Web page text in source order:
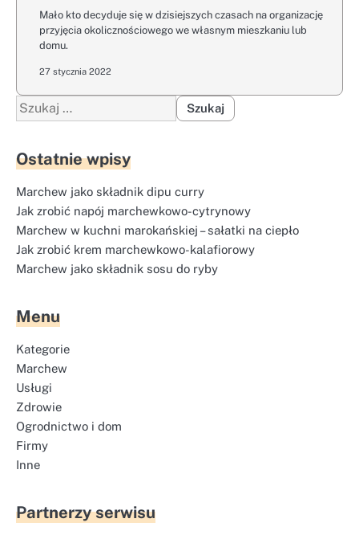
Mało kto decyduje się w dzisiejszych czasach na organizację
przyjęcia okolicznościowego we własnym mieszkaniu lub
domu.
27 stycznia 2022
Szukaj:
Ostatnie wpisy
Marchew jako składnik dipu curry
Jak zrobić napój marchewkowo-cytrynowy
Marchew w kuchni marokańskiej – sałatki na ciepło
Jak zrobić krem marchewkowo-kalafiorowy
Marchew jako składnik sosu do ryby
Menu
Kategorie
Marchew
Usługi
Zdrowie
Ogrodnictwo i dom
Firmy
Inne
Partnerzy serwisu